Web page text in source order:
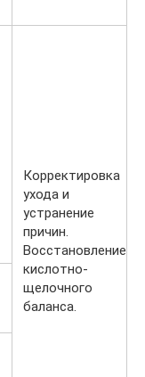
Корректировка
ухода и
устранение
причин.
Восстановление
кислотно-
щелочного
баланса.